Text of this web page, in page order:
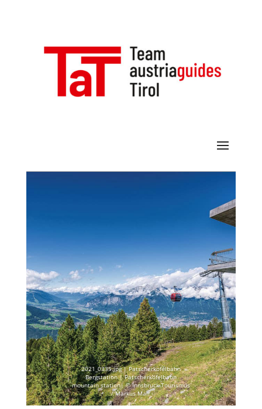
2021_0335.jpg | Patscherkofelbahn
Bergstation | Patscherkofelbahn
mountain station| © Innsbruck Tourismus
/ Markus Mair